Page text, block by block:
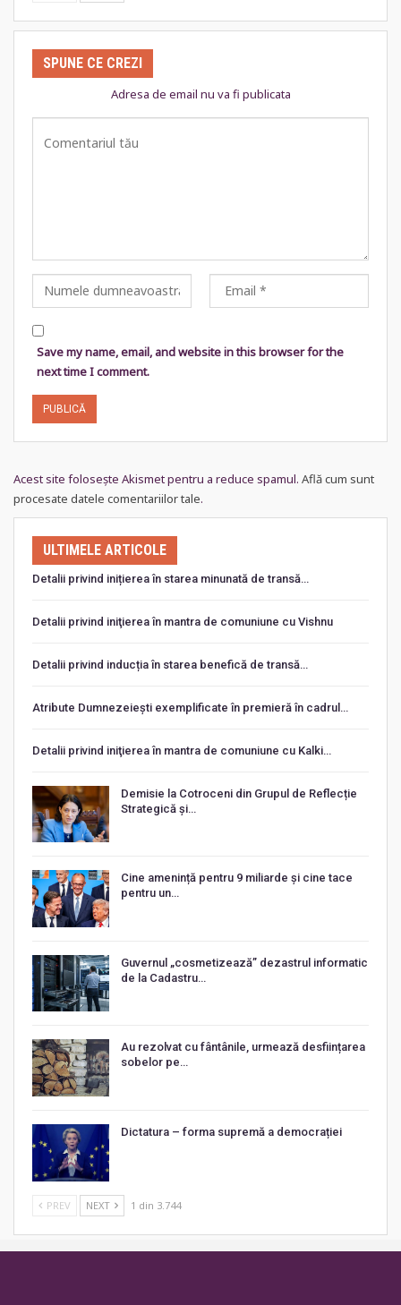
SPUNE CE CREZI
Adresa de email nu va fi publicata
Save my name, email, and website in this browser for the
next time I comment.
Acest site folosește Akismet pentru a reduce spamul. Află cum sunt
procesate datele comentariilor tale.
ULTIMELE ARTICOLE
Detalii privind inițierea în starea minunată de transă…
Detalii privind iniţierea în mantra de comuniune cu Vishnu
Detalii privind inducția în starea benefică de transă…
Atribute Dumnezeiești exemplificate în premieră în cadrul…
Detalii privind iniţierea în mantra de comuniune cu Kalki…
Demisie la Cotroceni din Grupul de Reflecție
Strategică și…
Cine amenință pentru 9 miliarde și cine tace
pentru un…
Guvernul „cosmetizează” dezastrul informatic
de la Cadastru…
Au rezolvat cu fântânile, urmează desființarea
sobelor pe…
Dictatura – forma supremă a democrației
PREV NEXT 1 din 3.744